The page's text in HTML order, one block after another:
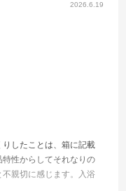
2026.6.19
したことは、箱に記載
性からしてそれなりの
親切に感じます。入浴